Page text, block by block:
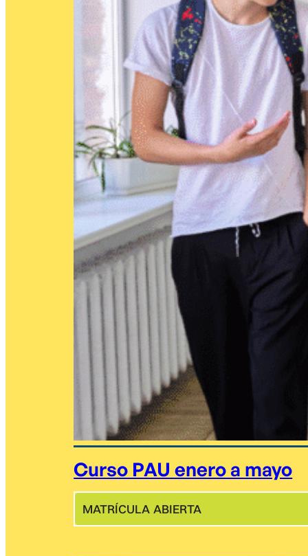
Curso PAU enero a mayo
MATRÍCULA ABIERTA